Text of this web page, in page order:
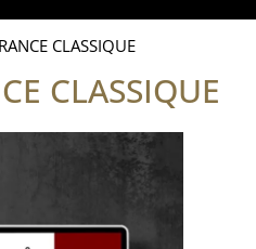
CLASSIQUE
CLASSIQUE